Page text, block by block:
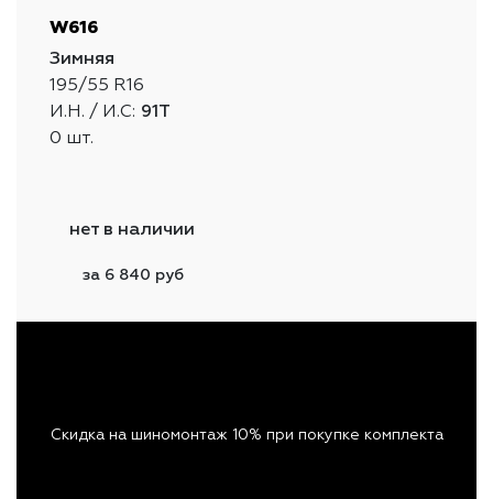
W616
Зимняя
195/55 R16
И.Н. / И.С: 91T
0 шт.
нет в наличии
за 6 840 руб
Скидка на шиномонтаж 10% при покупке комплекта